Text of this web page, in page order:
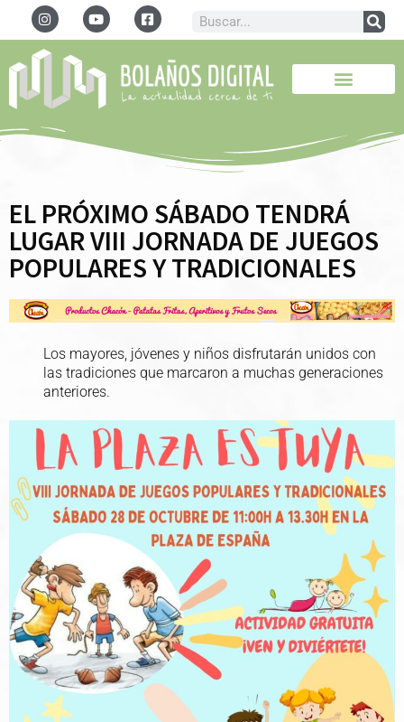
EL PRÓXIMO SÁBADO TENDRÁ
LUGAR VIII JORNADA DE JUEGOS
POPULARES Y TRADICIONALES
Los mayores, jóvenes y niños disfrutarán unidos con
las tradiciones que marcaron a muchas generaciones
anteriores.